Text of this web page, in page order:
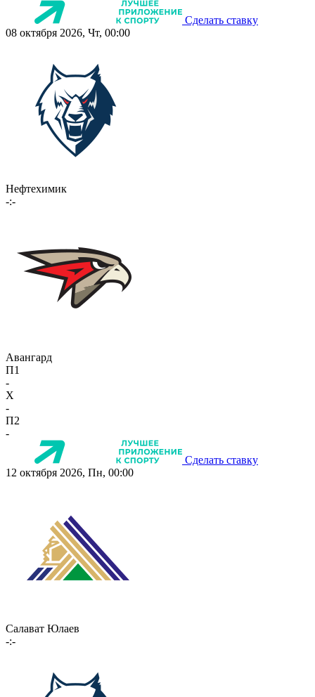
Сделать ставку
08 октября 2026, Чт, 00:00
Нефтехимик
-:-
Авангард
П1
-
X
-
П2
-
Сделать ставку
12 октября 2026, Пн, 00:00
Салават Юлаев
-:-